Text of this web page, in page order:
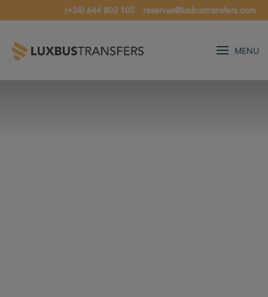
(+34) 644 802 105 reservas@luxbustransfers.com
MENU